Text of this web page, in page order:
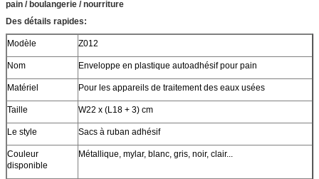
pain / boulangerie / nourriture
Des détails rapides:
Modèle Z012
Nom Enveloppe en plastique autoadhésif pour pain
Matériel Pour les appareils de traitement des eaux usées
Taille W22 x (L18 + 3) cm
Le style Sacs à ruban adhésif
Couleur
disponible
Métallique, mylar, blanc, gris, noir, clair...